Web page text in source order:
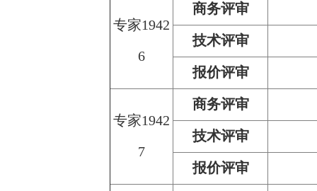
专家1942
6
商务评审
技术评审
报价评审
专家1942
7
商务评审
技术评审
报价评审